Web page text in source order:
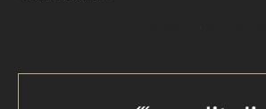
Accéder à mon compte